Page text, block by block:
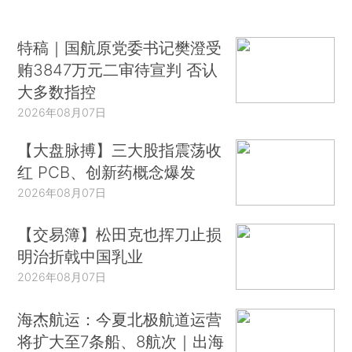
特稿｜国航原党委书记樊澄受
贿3847万元二审待宣判 否认
大多数指控
2026年08月07日
【大盘脉搏】三大股指震荡收
红 PCB、创新药概念爆发
2026年08月07日
【交易簿】松田克也挥刀止损
明治折戟中国乳业
2026年08月07日
海杰航运：今夏北极航道运营
将扩大至7条船、8航次｜出海